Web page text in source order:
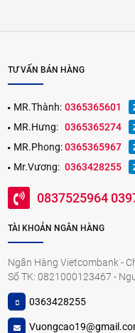
TƯ VẤN BÁN HÀNG
MR.Thành: 0365365601
MR.Hưng: 0365365274
MR.Phong: 0365365967
Mr.Vương: 0363428255
0837525964
TÀI KHOẢN NGÂN HÀNG
Ngân Hàng Vietcombank -
Số TK: 0821000123467 -
0363428255